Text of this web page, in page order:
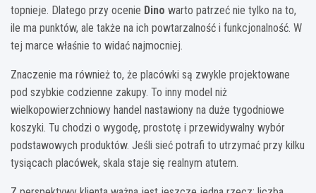
topnieje. Dlatego przy ocenie Dino warto patrzeć nie tylko na to,
ile ma punktów, ale także na ich powtarzalność i funkcjonalność. W
tej marce właśnie to widać najmocniej.
Znaczenie ma również to, że placówki są zwykle projektowane
pod szybkie codzienne zakupy. To inny model niż
wielkopowierzchniowy handel nastawiony na duże tygodniowe
koszyki. Tu chodzi o wygodę, prostotę i przewidywalny wybór
podstawowych produktów. Jeśli sieć potrafi to utrzymać przy kilku
tysiącach placówek, skala staje się realnym atutem.